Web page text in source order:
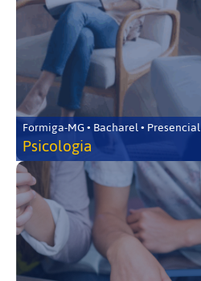
Formiga-MG • Bacharel • Presencial
Psicologia